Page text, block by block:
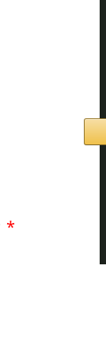
*